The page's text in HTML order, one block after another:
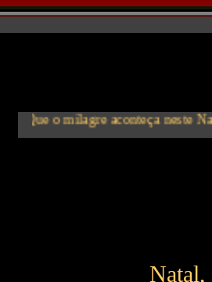
Que o milagre aconteça neste Natal
Natal,